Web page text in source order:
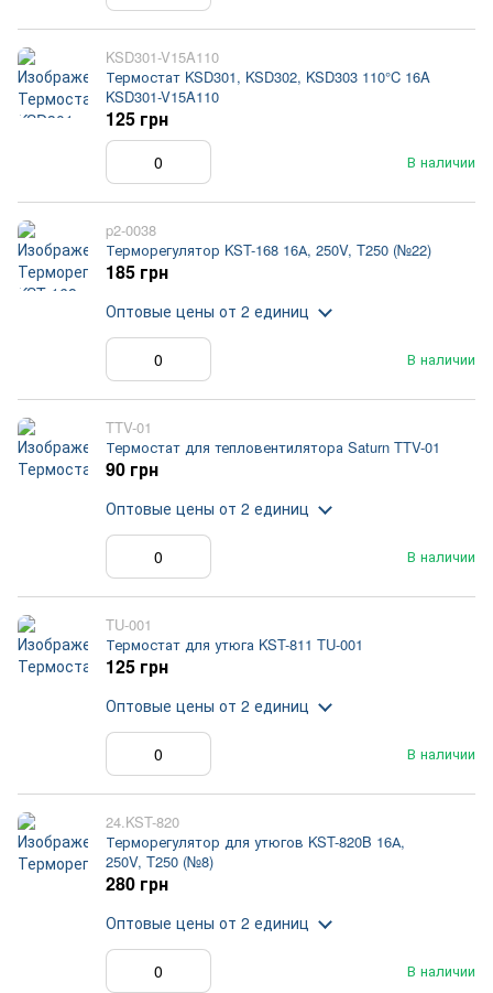
KSD301-V15A110
Термостат KSD301, KSD302, KSD303 110°C 16A
KSD301-V15A110
В наличии
125 грн
p2-0038
Терморегулятор KST-168 16А, 250V, T250 (№22)
В наличии
185 грн
Оптовые цены от 2 единиц
TTV-01
Термостат для тепловентилятора Saturn TTV-01
В наличии
90 грн
Оптовые цены от 2 единиц
TU-001
Термостат для утюга KST-811 TU-001
В наличии
125 грн
Оптовые цены от 2 единиц
24.KST-820
Терморегулятор для утюгов KST-820B 16А,
250V, T250 (№8)
В наличии
280 грн
Оптовые цены от 2 единиц